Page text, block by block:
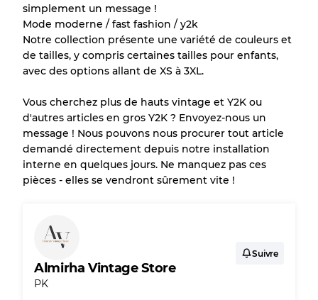
Qualité BPeu utilisé
Qualité C Usure visible avec taches
Répartition pour ratios mixtes
Qualité AB
70% A, 30% B
Qualité BC
60% B, 40% C
Qualité ABC
30% A, 40% B, 30% C
simplement un message !
Mode moderne / fast fashion / y2k
Notre collection présente une variété de couleurs et
de tailles, y compris certaines tailles pour enfants,
avec des options allant de XS à 3XL.
Vous cherchez plus de hauts vintage et Y2K ou
d'autres articles en gros Y2K ? Envoyez-nous un
message ! Nous pouvons nous procurer tout article
demandé directement depuis notre installation
interne en quelques jours. Ne manquez pas ces
pièces - elles se vendront sûrement vite !
Almirha Vintage Store
PK
Suivre